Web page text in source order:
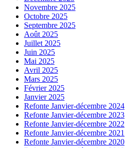
Novembre 2025
Octobre 2025
Septembre 2025
Août 2025
Juillet 2025
Juin 2025
Mai 2025
Avril 2025
Mars 2025
Février 2025
Janvier 2025
Refonte Janvier-décembre 2024
Refonte Janvier-décembre 2023
Refonte Janvier-décembre 2022
Refonte Janvier-décembre 2021
Refonte Janvier-décembre 2020